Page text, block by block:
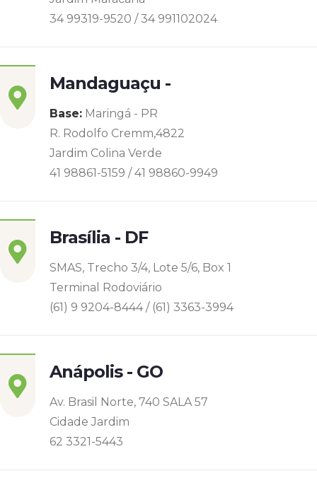
34 99319-9520 / 34 991102024
Mandaguaçu -
Base: Maringá - PR
R. Rodolfo Cremm,4822
Jardim Colina Verde
41 98861-5159 / 41 98860-9949
Brasília - DF
SMAS, Trecho 3/4, Lote 5/6, Box 1
Terminal Rodoviário
(61) 9 9204-8444 / (61) 3363-3994
Anápolis - GO
Av. Brasil Norte, 740 SALA 57
Cidade Jardim
62 3321-5443